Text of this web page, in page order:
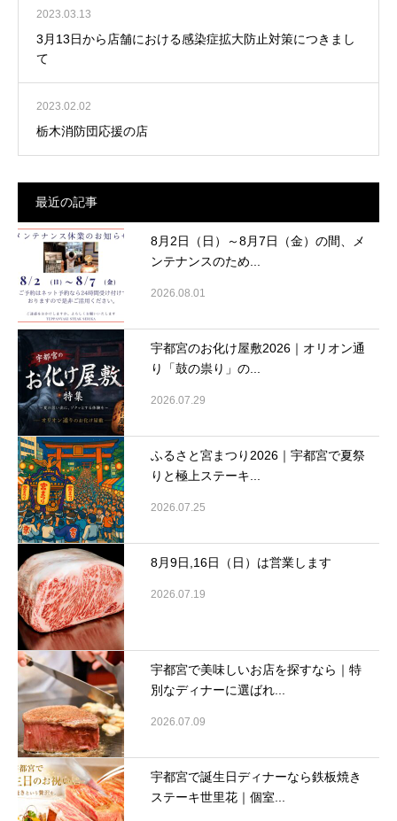
2023.03.13
3月13日から店舗における感染症拡大防止対策につきまし
て
2023.02.02
栃木消防団応援の店
最近の記事
8月2日（日）～8月7日（金）の間、メ
ンテナンスのため...
2026.08.01
宇都宮のお化け屋敷2026｜オリオン通
り「鼓の祟り」の...
2026.07.29
ふるさと宮まつり2026｜宇都宮で夏祭
りと極上ステーキ...
2026.07.25
8月9日,16日（日）は営業します
2026.07.19
宇都宮で美味しいお店を探すなら｜特
別なディナーに選ばれ...
2026.07.09
宇都宮で誕生日ディナーなら鉄板焼き
ステーキ世里花｜個室...